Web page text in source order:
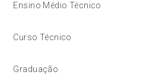
Ensino Médio Técnico
Curso Técnico
Graduação